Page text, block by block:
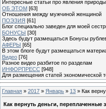
Интересные статьи про явления природы
ОБ ЭТОМ [63]
Отношения между мужчиной женщиной
ПОЭЗИЯ [61]
Блог специально заведен для моей
БОНУСЫ [30]
Здесь будут размещаться Бонусы
АФЕРЫ [65]
В этом блоге будут размещаться
Видео [76]
Разное видео разбитое по разделам
ИНФОРПРЕСС [948]
Для размещения статей экономической
Главная » 2017 » Январь » 13 » Как
Как вернуть деньги, переплаченные